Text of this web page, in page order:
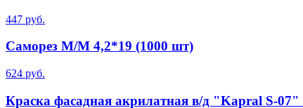
447 руб.
Саморез М/М 4,2*19 (1000 шт)
624 руб.
Краска фасадная акрилатная в/д "Kapral S-07"